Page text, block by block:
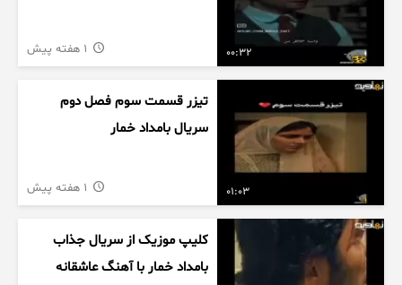
00:32
01:03
تیزر قسمت سوم فصل دوم
سریال بامداد خمار
کلیپ موزیک از سریال جذاب
بامداد خمار با آهنگ عاشقانه